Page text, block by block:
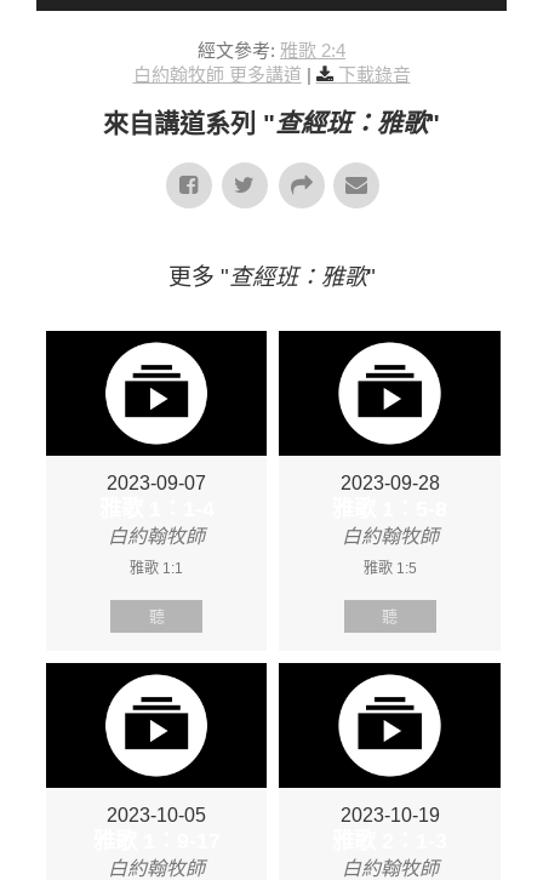
經文參考: 雅歌 2:4
白約翰牧師 更多講道 | 下載錄音
來自講道系列 "查經班：雅歌"
更多 "查經班：雅歌"
2023-09-07
白約翰牧師
雅歌 1:1
聽
2023-09-28
白約翰牧師
雅歌 1:5
聽
2023-10-05
白約翰牧師
2023-10-19
白約翰牧師